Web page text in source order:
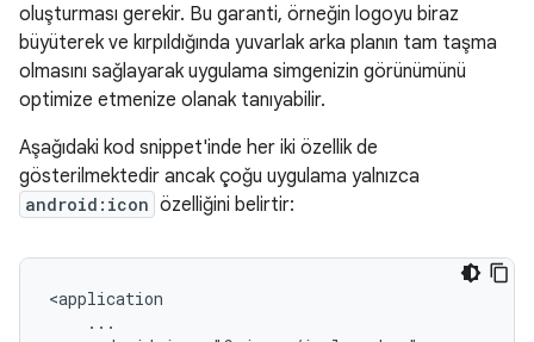
oluşturması gerekir. Bu garanti, örneğin logoyu biraz
büyüterek ve kırpıldığında yuvarlak arka planın tam taşma
olmasını sağlayarak uygulama simgenizin görünümünü
optimize etmenize olanak tanıyabilir.
Aşağıdaki kod snippet'inde her iki özellik de
gösterilmektedir ancak çoğu uygulama yalnızca
android:icon özelliğini belirtir: